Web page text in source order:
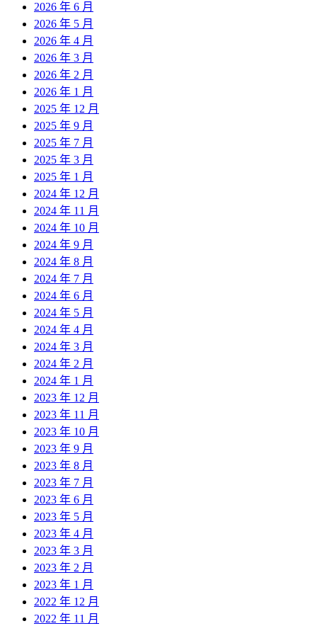
2026 年 6 月
2026 年 5 月
2026 年 4 月
2026 年 3 月
2026 年 2 月
2026 年 1 月
2025 年 12 月
2025 年 9 月
2025 年 7 月
2025 年 3 月
2025 年 1 月
2024 年 12 月
2024 年 11 月
2024 年 10 月
2024 年 9 月
2024 年 8 月
2024 年 7 月
2024 年 6 月
2024 年 5 月
2024 年 4 月
2024 年 3 月
2024 年 2 月
2024 年 1 月
2023 年 12 月
2023 年 11 月
2023 年 10 月
2023 年 9 月
2023 年 8 月
2023 年 7 月
2023 年 6 月
2023 年 5 月
2023 年 4 月
2023 年 3 月
2023 年 2 月
2023 年 1 月
2022 年 12 月
2022 年 11 月